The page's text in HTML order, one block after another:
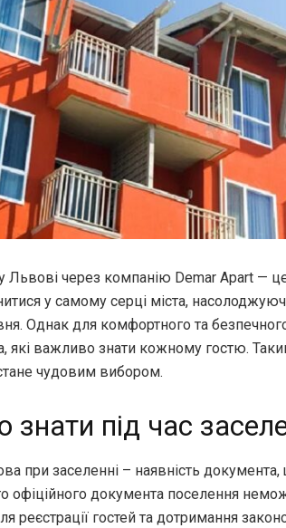
Львові через компанію Demar Apart —
у самому серці міста,
Однак для комфортного та
які важливо знати кожному гостю.
чудовим вибором.
знати під час
при заселенні – наявність документа,
офіційного документа поселення
реєстрації гостей та дотримання